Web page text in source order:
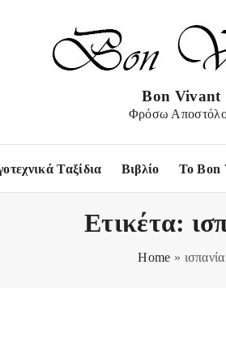
Bon Vivant
Φρόσω
Ταξίδια Βιβλίο Το Bon
Ετικέτα:
Home » ισπανία